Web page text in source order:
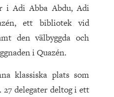
i Adi Abba Abdu, Adi
ett bibliotek vid
den välbyggda och
i Quazén.
klassiska plats som
delegater deltog i ett